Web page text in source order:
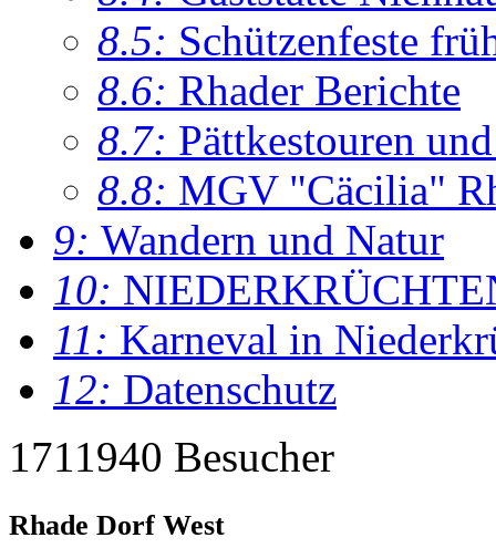
8.5: Schützenfeste
8.6: Rhader Berichte
8.7: Pättkestouren
8.8: MGV "Cäcilia"
9: Wandern und Natur
10:
11: Karneval in
12: Datenschutz
1711940 Besucher
Rhade Dorf West